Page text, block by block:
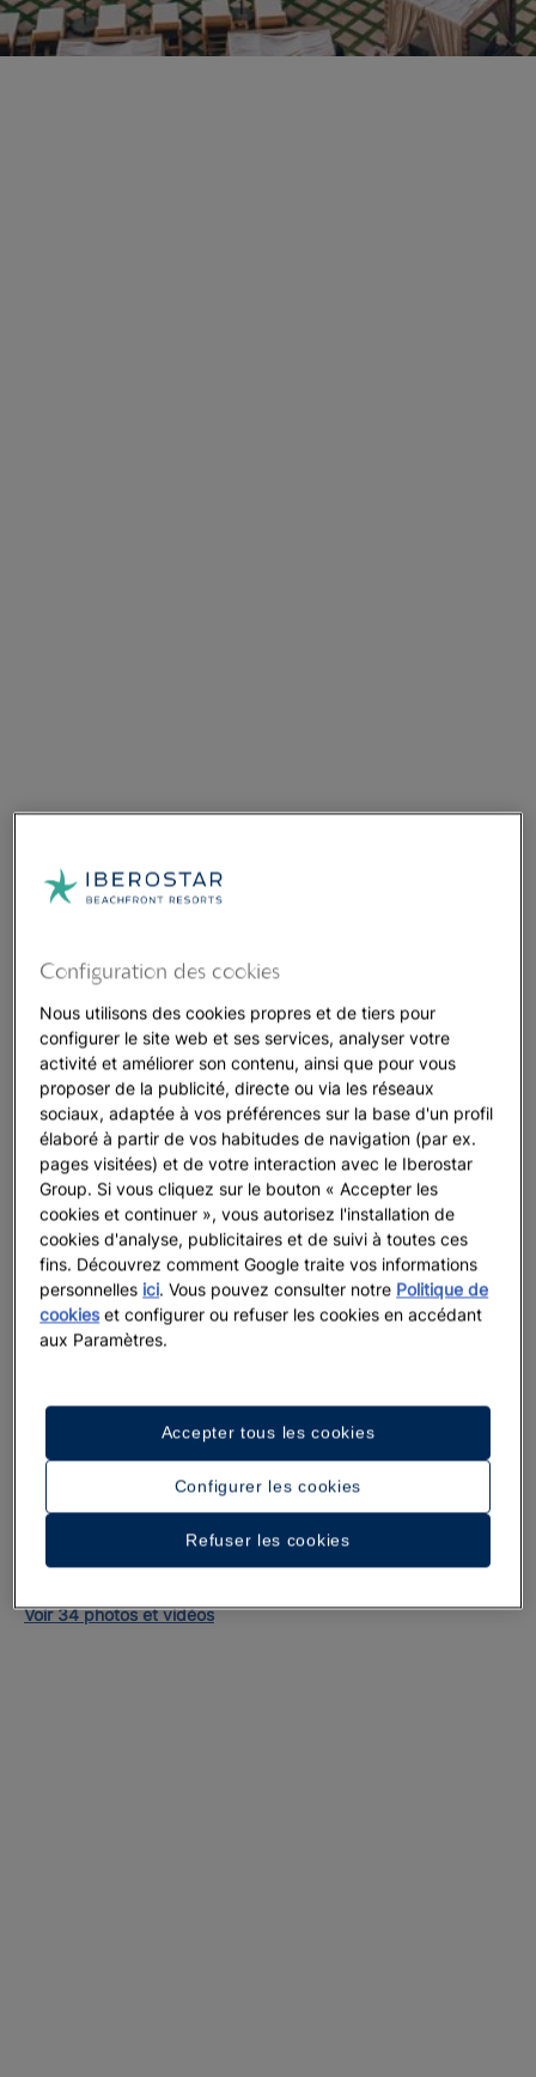
Une promenade dans l’hôtel
Voir 34 photos et vidéos
Configuration des cookies
Nous utilisons des cookies propres et de tiers pour
configurer le site web et ses services, analyser votre
activité et améliorer son contenu, ainsi que pour vous
proposer de la publicité, directe ou via les réseaux
sociaux, adaptée à vos préférences sur la base d'un profil
élaboré à partir de vos habitudes de navigation (par ex.
pages visitées) et de votre interaction avec le Iberostar
Group. Si vous cliquez sur le bouton « Accepter les
cookies et continuer », vous autorisez l'installation de
cookies d'analyse, publicitaires et de suivi à toutes ces
fins. Découvrez comment Google traite vos informations
personnelles ici. Vous pouvez consulter notre Politique de
cookies et configurer ou refuser les cookies en accédant
aux Paramètres.
Configurer les cookies
Refuser les cookies
Accepter tous les cookies